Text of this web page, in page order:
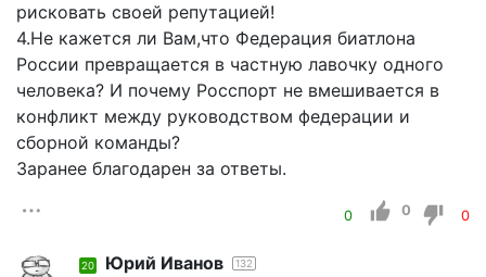
рисковать своей репутацией!
4.Не кажется ли Вам,что Федерация биатлона
России превращается в частную лавочку одного
человека? И почему Росспорт не вмешивается в
конфликт между руководством федерации и
сборной команды?
Заранее благодарен за ответы.
0 0 0
20 Юрий Иванов 132